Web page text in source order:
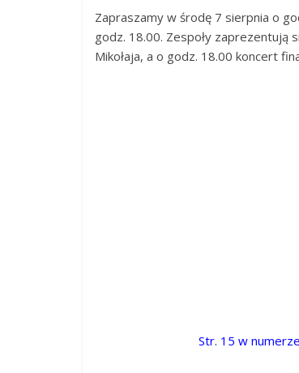
Zapraszamy w środę 7 sierpnia o
godz. 18.00. Zespoły zaprezentują
Mikołaja, a o godz. 18.00 koncert
Str. 15 w